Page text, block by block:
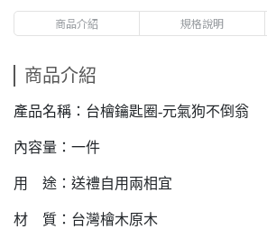
商品介紹 規格說明
商品介紹
產品名稱：台檜鑰匙圈-元氣狗不倒翁
內容量：一件
用 途：送禮自用兩相宜
材 質：台灣檜木原木